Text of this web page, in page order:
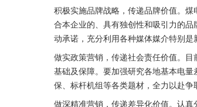
积极实施品牌战略，传递品牌价值。
合本企业的、具有独创性和吸引力的
动承诺，充分利用各种媒体媒介特别是
做实政策营销，传递社会责任价值。
基础及保障。要加强研究各地基本电
保、标杆机组等各类题材，全力以赴争
做深精准营销，传递差异化价值。认